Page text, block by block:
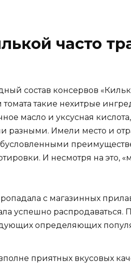
часто
состав консервов
такие нехитрые
масло и уксусная
разными. Имели место и
И несмотря на это,
с магазинных
успешно распродаваться.
определяющих
приятных вкусовых